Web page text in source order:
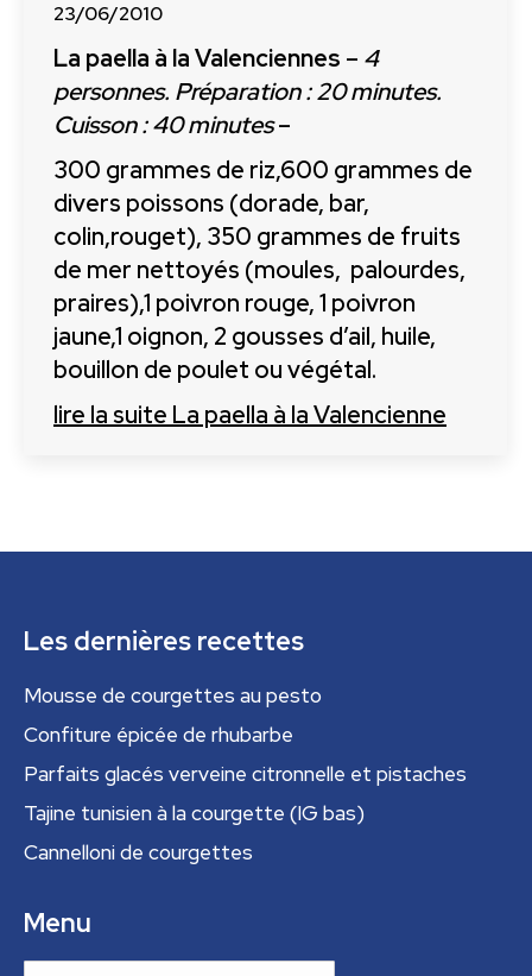
23/06/2010
La paella à la Valenciennes – 4
personnes. Préparation : 20 minutes.
Cuisson : 40 minutes–
300 grammes de riz,600 grammes de
divers poissons (dorade, bar,
colin,rouget), 350 grammes de fruits
de mer nettoyés (moules, palourdes,
praires),1 poivron rouge, 1 poivron
jaune,1 oignon, 2 gousses d’ail, huile,
bouillon de poulet ou végétal.
lire la suite La paella à la Valencienne
Les dernières recettes
Mousse de courgettes au pesto
Confiture épicée de rhubarbe
Parfaits glacés verveine citronnelle et pistaches
Tajine tunisien à la courgette (IG bas)
Cannelloni de courgettes
Menu